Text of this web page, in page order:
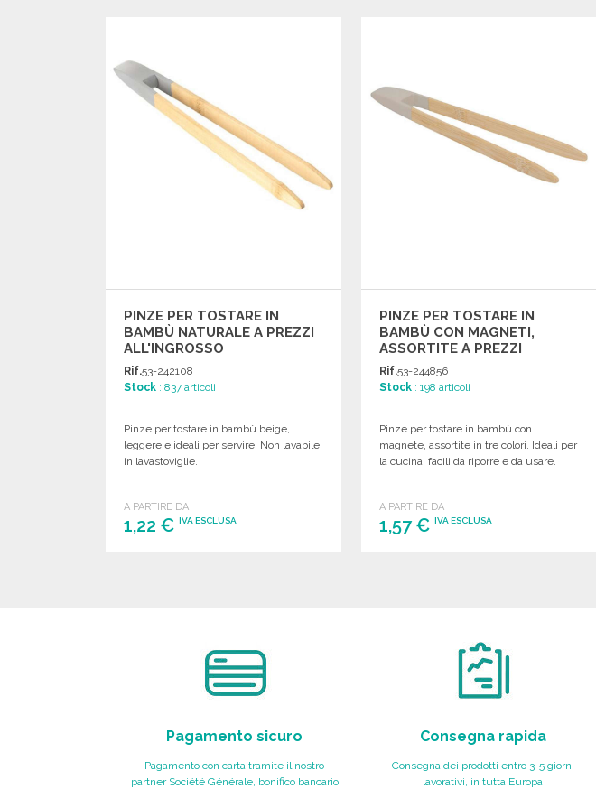
PINZE PER TOSTARE IN
BAMBÙ NATURALE A PREZZI
ALL'INGROSSO
Rif.53-242108
Stock : 837 articoli
Pinze per tostare in bambù beige,
leggere e ideali per servire. Non lavabile
in lavastoviglie.
A PARTIRE DA
1,22 € IVA ESCLUSA
PINZE PER TOSTARE IN
BAMBÙ CON MAGNETI,
ASSORTITE A PREZZI
ALL'INGROSSO
Rif.53-244856
Stock : 198 articoli
Pinze per tostare in bambù con
magnete, assortite in tre colori. Ideali per
la cucina, facili da riporre e da usare.
A PARTIRE DA
1,57 €IVA ESCLUSA
Pagamento sicuro
Pagamento con carta tramite il nostro
partner Société Générale, bonifico bancario
Consegna rapida
Consegna dei prodotti entro 3-5 giorni
lavorativi, in tutta Europa